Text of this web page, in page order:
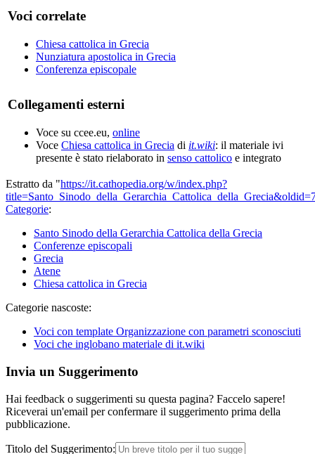
Voci correlate
Chiesa cattolica in Grecia
Nunziatura apostolica in Grecia
Conferenza episcopale
Collegamenti esterni
Voce su ccee.eu, online
Voce Chiesa cattolica in Grecia di it.wiki: il materiale ivi
presente è stato rielaborato in senso cattolico e integrato
Estratto da "https://it.cathopedia.org/w/index.php?
Categorie:
Santo Sinodo della Gerarchia Cattolica della Grecia
Conferenze episcopali
Grecia
Atene
Chiesa cattolica in Grecia
Categorie nascoste:
Voci con template Organizzazione con parametri sconosciuti
Voci che inglobano materiale di it.wiki
Invia un Suggerimento
Hai feedback o suggerimenti su questa pagina? Faccelo sapere!
Riceverai un'email per confermare il suggerimento prima della
pubblicazione.
Titolo del Suggerimento: